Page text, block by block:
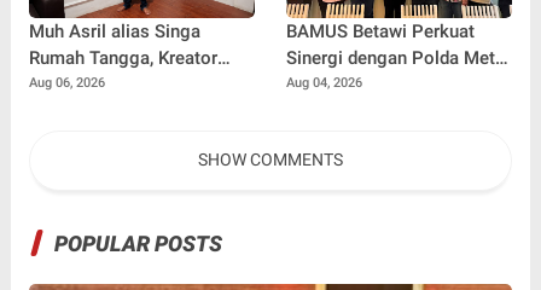
Muh Asril alias Singa
Rumah Tangga, Kreator
Kocak yang Jago Bikin
Aug 06, 2026
BAMUS Betawi Perkuat
Sinergi dengan Polda Metro
Jaya, Tegaskan Komitmen
HUT ke-81 Republik
Aug 04, 2026
SHOW COMMENTS
POPULAR POSTS